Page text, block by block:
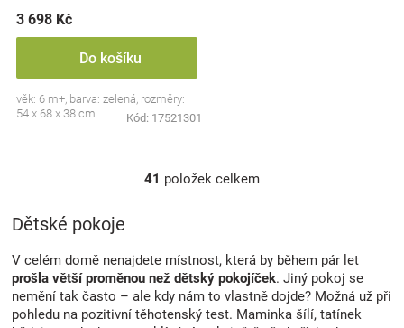
3 698 Kč
Do košíku
věk: 6 m+, barva: zelená, rozměry:
54 x 68 x 38 cm
Kód: 17521301
O
d
a
c
í
p
41 položek celkem
Dětské pokoje
V celém domě nenajdete místnost, která by během pár let
prošla větší proměnou než dětský pokojíček. Jiný pokoj se
nemění tak často – ale kdy nám to vlastně dojde? Možná už při
pohledu na pozitivní těhotenský test. Maminka šílí, tatínek